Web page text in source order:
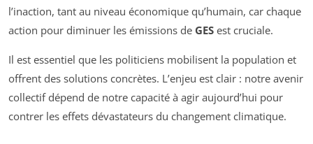
l’inaction, tant au niveau économique qu’humain, car chaque
action pour diminuer les émissions de GES est cruciale.
Il est essentiel que les politiciens mobilisent la population et
offrent des solutions concrètes. L’enjeu est clair : notre avenir
collectif dépend de notre capacité à agir aujourd’hui pour
contrer les effets dévastateurs du changement climatique.